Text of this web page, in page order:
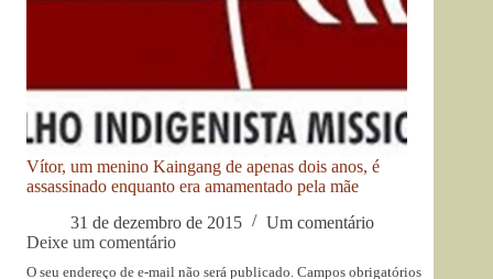
Vítor, um menino Kaingang de apenas dois anos, é
assassinado enquanto era amamentado pela mãe
31 de dezembro de 2015
Um comentário
Deixe um comentário
O seu endereço de e-mail não será publicado. Campos obrigatórios